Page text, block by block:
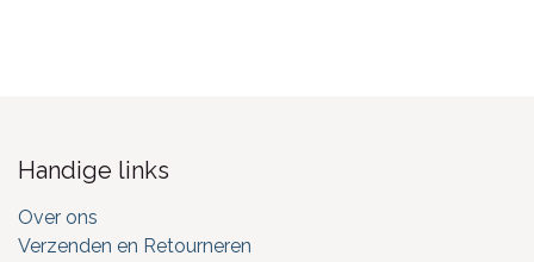
Handige links
Over ons
Verzenden en Retourneren